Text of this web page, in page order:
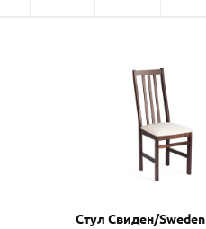
Стул Свиден/Sweden